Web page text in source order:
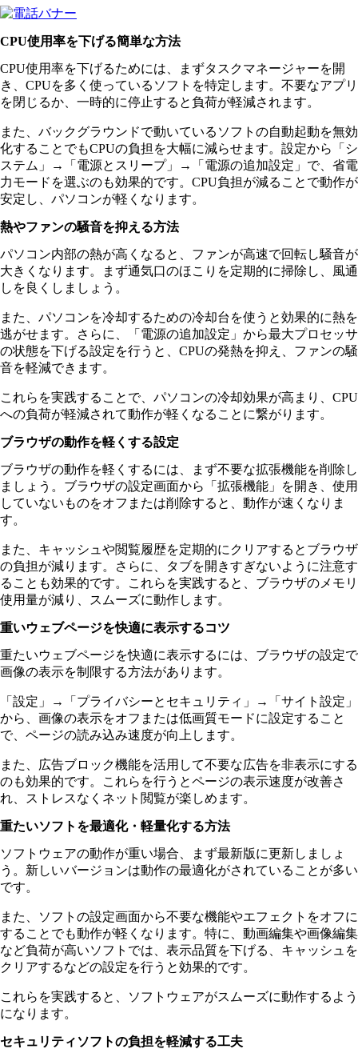
CPU使用率を下げる簡単な方法
CPU使用率を下げるためには、まずタスクマネージャーを開
き、CPUを多く使っているソフトを特定します。不要なアプリ
を閉じるか、一時的に停止すると負荷が軽減されます。
また、バックグラウンドで動いているソフトの自動起動を無効
化することでもCPUの負担を大幅に減らせます。設定から「シ
ステム」→「電源とスリープ」→「電源の追加設定」で、省電
力モードを選ぶのも効果的です。CPU負担が減ることで動作が
安定し、パソコンが軽くなります。
熱やファンの騒音を抑える方法
パソコン内部の熱が高くなると、ファンが高速で回転し騒音が
大きくなります。まず通気口のほこりを定期的に掃除し、風通
しを良くしましょう。
また、パソコンを冷却するための冷却台を使うと効果的に熱を
逃がせます。さらに、「電源の追加設定」から最大プロセッサ
の状態を下げる設定を行うと、CPUの発熱を抑え、ファンの騒
音を軽減できます。
これらを実践することで、パソコンの冷却効果が高まり、CPU
への負荷が軽減されて動作が軽くなることに繋がります。
ブラウザの動作を軽くする設定
ブラウザの動作を軽くするには、まず不要な拡張機能を削除し
ましょう。ブラウザの設定画面から「拡張機能」を開き、使用
していないものをオフまたは削除すると、動作が速くなりま
す。
また、キャッシュや閲覧履歴を定期的にクリアするとブラウザ
の負担が減ります。さらに、タブを開きすぎないように注意す
ることも効果的です。これらを実践すると、ブラウザのメモリ
使用量が減り、スムーズに動作します。
重いウェブページを快適に表示するコツ
重たいウェブページを快適に表示するには、ブラウザの設定で
画像の表示を制限する方法があります。
「設定」→「プライバシーとセキュリティ」→「サイト設定」
から、画像の表示をオフまたは低画質モードに設定すること
で、ページの読み込み速度が向上します。
また、広告ブロック機能を活用して不要な広告を非表示にする
のも効果的です。これらを行うとページの表示速度が改善さ
れ、ストレスなくネット閲覧が楽しめます。
重たいソフトを最適化・軽量化する方法
ソフトウェアの動作が重い場合、まず最新版に更新しましょ
う。新しいバージョンは動作の最適化がされていることが多い
です。
また、ソフトの設定画面から不要な機能やエフェクトをオフに
することでも動作が軽くなります。特に、動画編集や画像編集
など負荷が高いソフトでは、表示品質を下げる、キャッシュを
クリアするなどの設定を行うと効果的です。
これらを実践すると、ソフトウェアがスムーズに動作するよう
になります。
セキュリティソフトの負担を軽減する工夫